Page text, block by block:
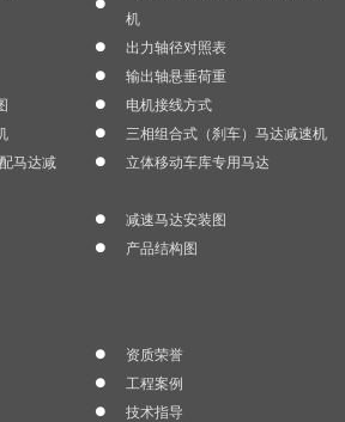
机
出力轴径对照表
输出轴悬垂荷重
电机接线方式
三相组合式（刹车）马达减速机
马达减
立体移动车库专用马达
减速马达安装图
产品结构图
资质荣誉
工程案例
技术指导